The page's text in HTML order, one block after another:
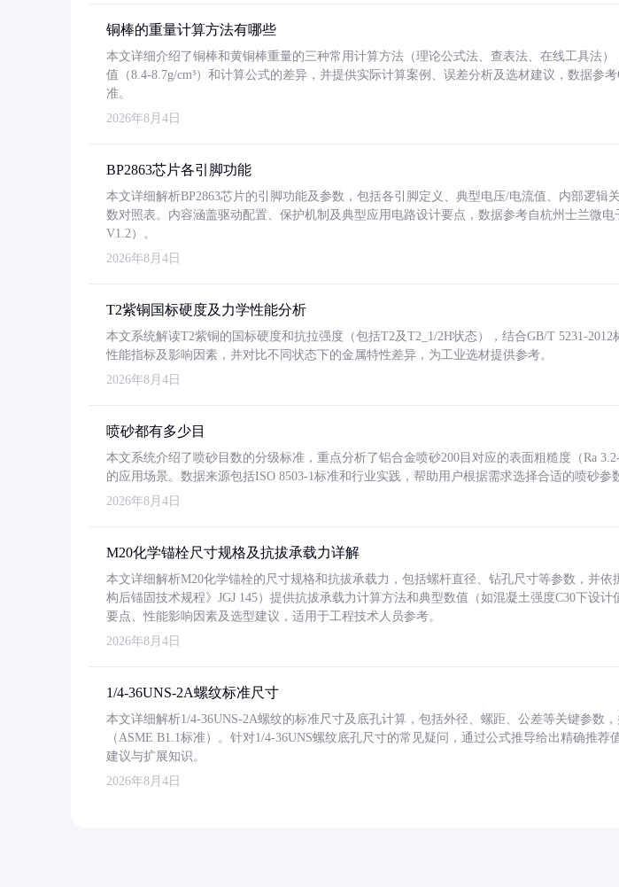
铜棒的重量计算方法有哪些
本文详细介绍了铜棒和黄铜棒重量的三种常用计算方法（理论公式法、查表法、在线工具法）
值（8.4-8.7g/cm³）和计算公式的差异，并提供实际计算案例、误差分析及选材建议，数据参
准。
2026年8月4日
BP2863芯片各引脚功能
本文详细解析BP2863芯片的引脚功能及参数，包括各引脚定义、典型电压/电流值、内部逻辑
数对照表。内容涵盖驱动配置、保护机制及典型应用电路设计要点，数据参考自杭州士兰微电
V1.2）。
2026年8月4日
T2紫铜国标硬度及力学性能分析
本文系统解读T2紫铜的国标硬度和抗拉强度（包括T2及T2_1/2H状态），结合GB/T 5231-
性能指标及影响因素，并对比不同状态下的金属特性差异，为工业选材提供参考。
2026年8月4日
喷砂都有多少目
本文系统介绍了喷砂目数的分级标准，重点分析了铝合金喷砂200目对应的表面粗糙度（Ra
的应用场景。数据来源包括ISO 8503-1标准和行业实践，帮助用户根据需求选择合适的喷砂参
2026年8月4日
M20化学锚栓尺寸规格及抗拔承载力详解
本文详细解析M20化学锚栓的尺寸规格和抗拔承载力，包括螺杆直径、钻孔尺寸等参数，并依
构后锚固技术规程》JGJ 145）提供抗拔承载力计算方法和典型数值（如混凝土强度C30下设计
要点、性能影响因素及选型建议，适用于工程技术人员参考。
2026年8月4日
1/4-36UNS-2A螺纹标准尺寸
本文详细解析1/4-36UNS-2A螺纹的标准尺寸及底孔计算，包括外径、螺距、公差等关键参数
（ASME B1.1标准）。针对1/4-36UNS螺纹底孔尺寸的常见疑问，通过公式推导给出精确推荐
建议与扩展知识。
2026年8月4日